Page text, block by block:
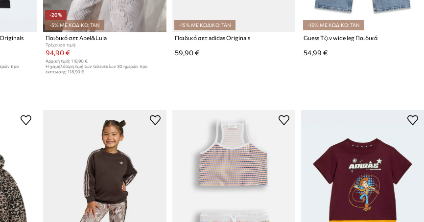
προ
-20%
-5% ΜΕ ΚΩΔΙΚΟ: TAN
Παιδικό σετ Abel&Lula
Τρέχουσα τιμή:
94,90 €
Αρχική τιμή: 118,90 €
Η χαμηλότερη τιμή των τελευταίων 30 ημερών προ
έκπτωσης: 118,90 €
-15% ΜΕ ΚΩΔΙΚΟ: TAN
Παιδικό σετ adidas Originals
59,90 €
-15% ΜΕ ΚΩΔΙΚΟ: TAN
Guess Τζιν wide leg Παιδικά
54,99 €